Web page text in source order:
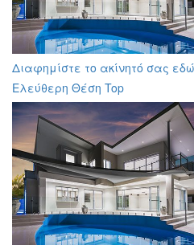
Διαφημίστε το ακίνητό σας εδώ
Ελεύθερη Θέση Top